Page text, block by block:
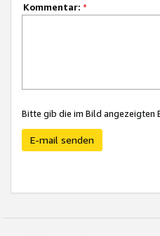
Kommentar: *
Bitte gib die im Bild angezeigten
E-mail senden